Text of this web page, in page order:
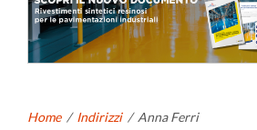
Home / Indirizzi / Anna Ferri